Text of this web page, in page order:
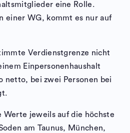
eine Rolle.
einer WG, kommt es nur auf
Verdienstgrenze nicht
Einpersonenhaushalt
netto, bei zwei Personen bei
Werte jeweils auf die höchste
am Taunus, München,